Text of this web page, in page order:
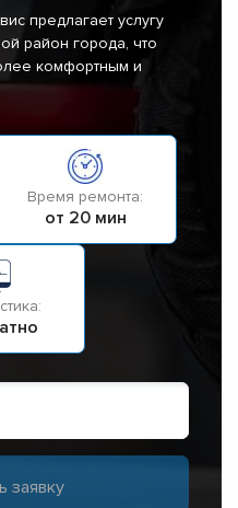
предлагает услугу
район города, что
комфортным и
Время ремонта:
от 20 мин